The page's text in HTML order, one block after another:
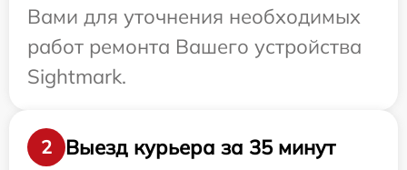
Вами для уточнения необходимых
работ ремонта Вашего устройства
Sightmark.
2
Выезд курьера за 35 минут